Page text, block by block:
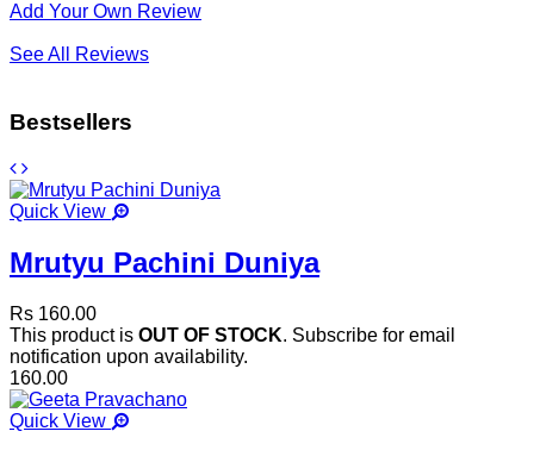
Add Your Own Review
See All Reviews
Bestsellers
Quick View
Mrutyu Pachini Duniya
Rs 160.00
This product is OUT OF STOCK. Subscribe for email
notification upon availability.
160.00
Quick View